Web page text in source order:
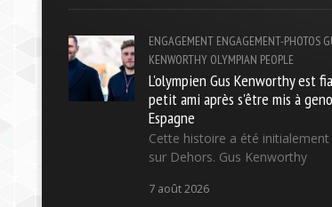
ENGAGEMENT ENGAGEMENT-PHOTOS
KENWORTHY OLYMPIAN PEOPLE
L'olympien Gus Kenworthy est
petit ami après s'être mis à
Espagne
Cette histoire a été initialement
sur Dehors. Gus Kenworthy
7 août 2026